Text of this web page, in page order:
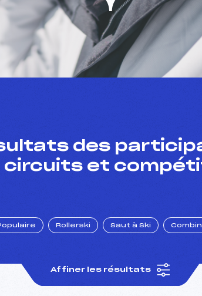
des
circuits et
Rollerski Saut à Ski
Affiner les résultats